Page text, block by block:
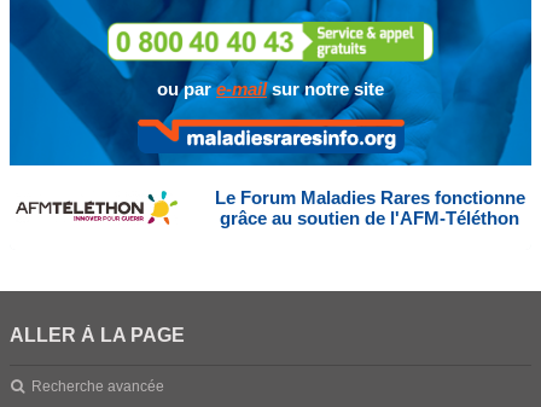
ou pare-mailsur notre site
Le Forum Maladies Rares fonctionne
grâce au soutien de l'AFM-Téléthon
ALLER À LA PAGE
Recherche avancée